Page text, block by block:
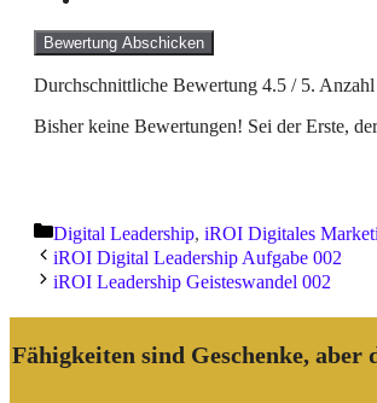
Bewertung Abschicken
Durchschnittliche Bewertung 4.5 / 5.
Bisher keine Bewertungen! Sei der Erste,
Kategorien
Digital Leadership, iROI Digitales
iROI Digital Leadership Aufgabe 002
iROI Leadership Geisteswandel 002
Fähigkeiten sind Geschenke,